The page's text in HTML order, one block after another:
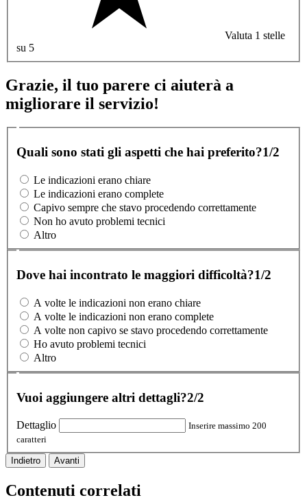
Valuta 1 stelle
su 5
Grazie, il tuo parere ci aiuterà a
migliorare il servizio!
Quali sono stati gli aspetti che hai preferito?1/2
Le indicazioni erano chiare
Le indicazioni erano complete
Capivo sempre che stavo procedendo correttamente
Non ho avuto problemi tecnici
Altro
Dove hai incontrato le maggiori difficoltà?1/2
A volte le indicazioni non erano chiare
A volte le indicazioni non erano complete
A volte non capivo se stavo procedendo correttamente
Ho avuto problemi tecnici
Altro
Vuoi aggiungere altri dettagli?2/2
Dettaglio
Inserire massimo 200
caratteri
Indietro Avanti
Contenuti correlati